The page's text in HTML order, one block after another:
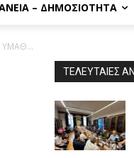
– ΔΗΜΟΣΙΌΤΗΤΑ
ΥΜΑΘ...
ΤΕΛΕΥΤΑΙΕΣ